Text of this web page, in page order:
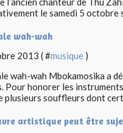
le samedi 5 octobre
wah-wah
2013 ( #musique )
wah-wah Mbokamosika a
Pour honorer les
plusieurs souffleurs dont
artistique peut être